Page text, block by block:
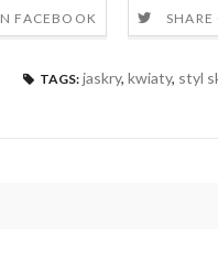
FACEBOOK
TAGS: jaskry, kwiaty, styl